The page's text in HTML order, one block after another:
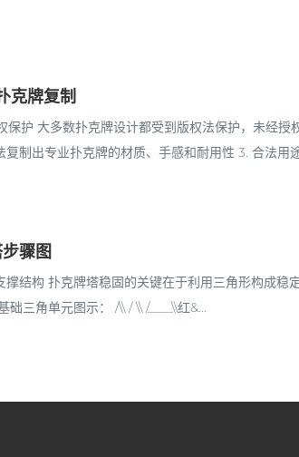
克牌复制
保护 大多数扑克牌设计都受到版权法保护，未经
复制出专业扑克牌的材质、手感和耐用性 3. 合法用
骤图
撑结构 扑克牌塔稳固的关键在于利用三角形构成稳
础三角单元图示： /\\ / \\ /____\\红&...